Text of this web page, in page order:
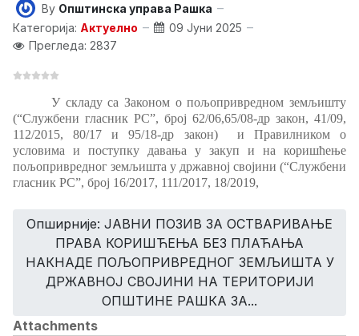
By Општинска управа Рашка
Категорија: Актуелно
09 Јуни 2025
Прегледа: 2837
У складу са Законом о пољопривредном земљишту
(“Службени гласник РС”, број 62/06,65/08-др закон, 41/09,
112/2015, 80/17 и 95/18-др закон)
и Правилником о
условима и поступку давања у закуп и на коришћење
пољопривредног земљишта у државној својини (“Службени
гласник РС”, број 16/2017, 111/2017, 18/2019,
Опширније: ЈАВНИ ПОЗИВ ЗА ОСТВАРИВАЊЕ
ПРАВА КОРИШЋЕЊА БЕЗ ПЛАЋАЊА
НАКНАДЕ ПОЉОПРИВРЕДНОГ ЗЕМЉИШТА У
ДРЖАВНОЈ СВОЈИНИ НА ТЕРИТОРИЈИ
ОПШТИНЕ РАШКА ЗА...
Attachments